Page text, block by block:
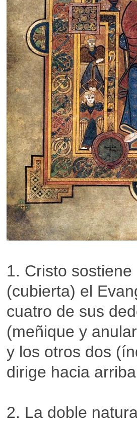
1. Cristo
(cubierta) el
cuatro de sus
(meñique y
y los otros dos
dirige hacia
2. La doble